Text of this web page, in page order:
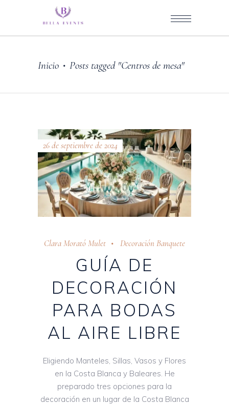
Inicio • Posts tagged "Centros de mesa"
26 de septiembre de 2024
Clara Morató Mulet Decoración Banquete
GUÍA DE
DECORACIÓN
PARA BODAS
AL AIRE LIBRE
Eligiendo Manteles, Sillas, Vasos y Flores
en la Costa Blanca y Baleares. He
preparado tres opciones para la
decoración en un lugar de la Costa Blanca